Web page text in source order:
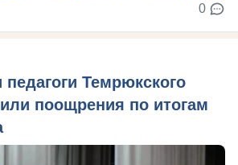
0
Темрюкского
поощрения по итогам